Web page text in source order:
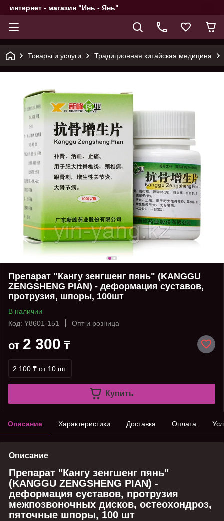
интернет - магазин "Инь - Янь"
Товары и услуги Традиционная китайская медицина
Препарат "Кангу зенгшенг пянь" (KANGGU
ZENGSHENG PIAN) - деформация суставов,
протрузия, шпоры, 100шт
В наличии
Код: Y8601-151
Опт и розница
от 2 300 ₸
2 100 ₸ от 10 шт.
Купить
Описание Характеристики Доставка Оплата
Описание
Препарат "Кангу зенгшенг пянь"
(KANGGU ZENGSHENG PIAN) -
деформация суставов, протрузия
межпозвоночных дисков, остеохондроз,
пяточные шпоры, 100 шт